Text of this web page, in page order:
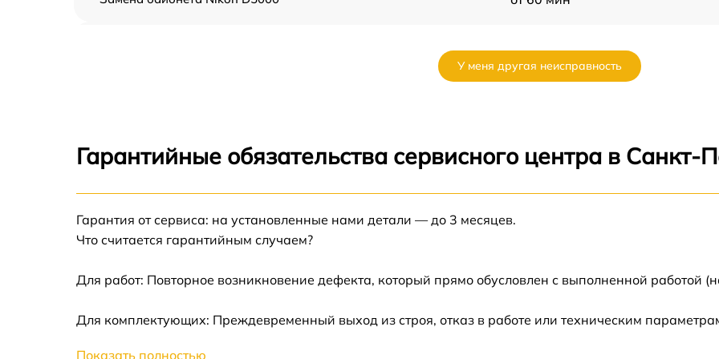
Замена затвора Nikon D5000 от 60 мин
Замена контроллера питания Nikon D5000 от 60 мин
У меня другая неисправность
Гарантийные обязательства сервисного центра в Санкт-
Гарантия от сервиса: на установленные нами детали — до 3 месяцев.
Что считается гарантийным случаем?
Для работ: Повторное возникновение дефекта, который прямо обусловлен с выполненной работой
Для комплектующих: Преждевременный выход из строя, отказ в работе или техническим
Показать полностью